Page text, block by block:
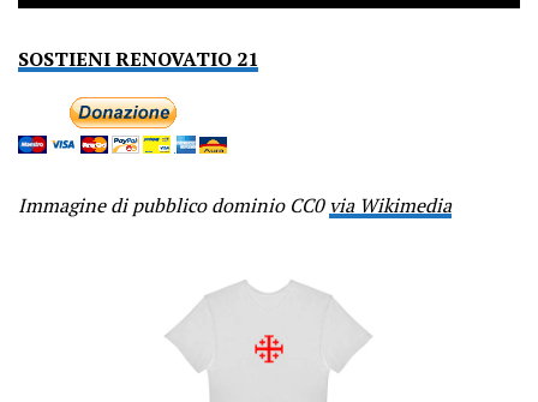
SOSTIENI RENOVATIO 21
Immagine di pubblico dominio CC0via Wikimedia